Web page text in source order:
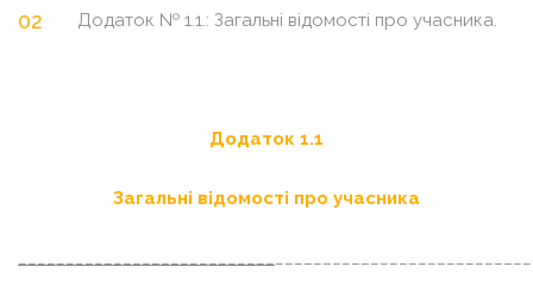
Додаток № 1.1.: Загальні відомості про учасника.
Додаток 1.1
Загальні відомості про учасника